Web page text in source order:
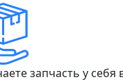
запчасть у